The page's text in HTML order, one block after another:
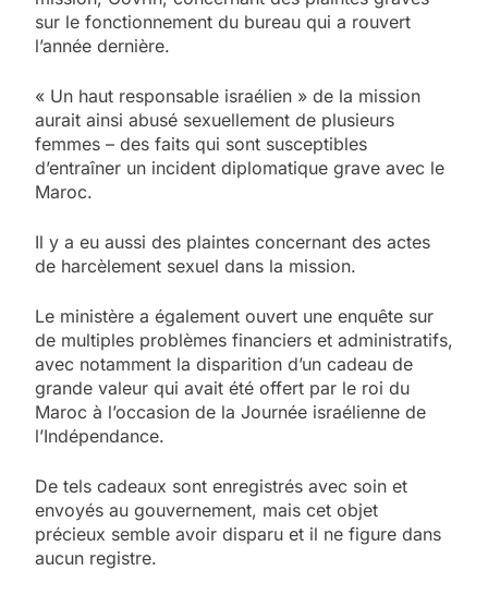
sur le fonctionnement du bureau qui a rouvert
l’année dernière.
« Un haut responsable israélien » de la mission
aurait ainsi abusé sexuellement de plusieurs
femmes – des faits qui sont susceptibles
d’entraîner un incident diplomatique grave avec le
Maroc.
Il y a eu aussi des plaintes concernant des actes
de harcèlement sexuel dans la mission.
Le ministère a également ouvert une enquête sur
de multiples problèmes financiers et administratifs,
avec notamment la disparition d’un cadeau de
grande valeur qui avait été offert par le roi du
Maroc à l’occasion de la Journée israélienne de
l’Indépendance.
De tels cadeaux sont enregistrés avec soin et
envoyés au gouvernement, mais cet objet
précieux semble avoir disparu et il ne figure dans
aucun registre.